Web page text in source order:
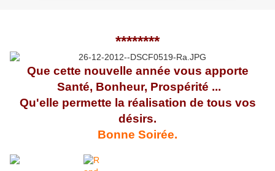
********
Que cette nouvelle année vous apporte
Santé, Bonheur, Prospérité ...
Qu'elle permette la réalisation de tous vos
désirs.
Bonne Soirée.